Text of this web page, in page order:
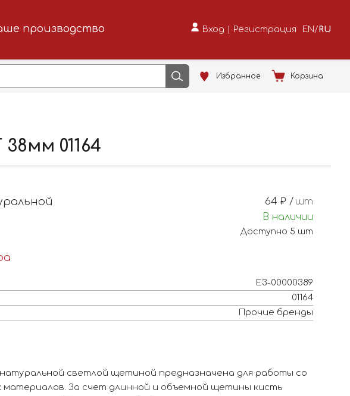
производство Вход | Регистрация EN /RU
Избранное Корзина
01164
Е3-00000389
01164
Прочие бренды
натуральной светлой щетиной предназначена для работы со
материалов. За счет длинной и объемной щетины кисть
64 ₽ / шт
В наличии
Доступно 5 шт